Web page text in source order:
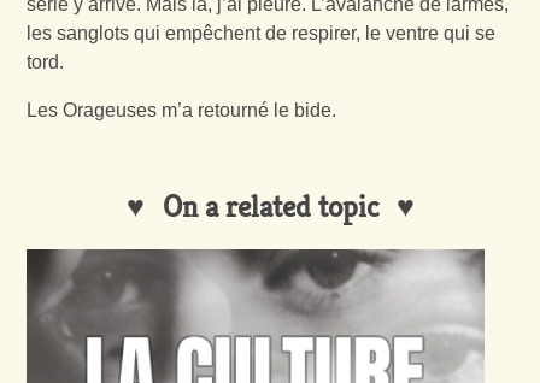
série y arrive. Mais là, j’ai pleuré. L’avalanche de larmes,
les sanglots qui empêchent de respirer, le ventre qui se
tord.
Les Orageuses m’a retourné le bide.
On a related topic